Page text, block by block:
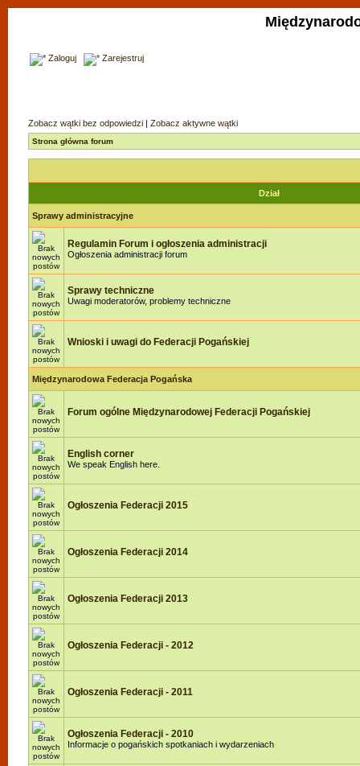
Zaloguj Zarejestruj
Zobacz wątki bez odpowiedzi | Zobacz aktywne wątki
Strona główna forum
Dział
Sprawy administracyjne
Regulamin Forum i ogłoszenia administracji
Ogłoszenia administracji forum
Sprawy techniczne
Uwagi moderatorów, problemy techniczne
Wnioski i uwagi do Federacji Pogańskiej
Międzynarodowa Federacja Pogańska
Forum ogólne Międzynarodowej Federacji Pogańskiej
English corner
We speak English here.
Ogłoszenia Federacji 2015
Ogłoszenia Federacji 2014
Ogłoszenia Federacji 2013
Ogłoszenia Federacji - 2012
Ogłoszenia Federacji - 2011
Ogłoszenia Federacji - 2010
Informacje o pogańskich spotkaniach i wydarzeniach